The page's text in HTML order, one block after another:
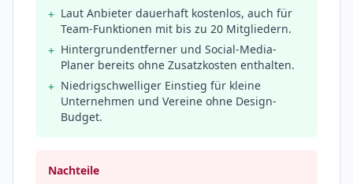
+ Laut Anbieter dauerhaft kostenlos, auch für
Team-Funktionen mit bis zu 20 Mitgliedern.
+ Hintergrundentferner und Social-Media-
Planer bereits ohne Zusatzkosten enthalten.
+ Niedrigschwelliger Einstieg für kleine
Unternehmen und Vereine ohne Design-
Budget.
Nachteile